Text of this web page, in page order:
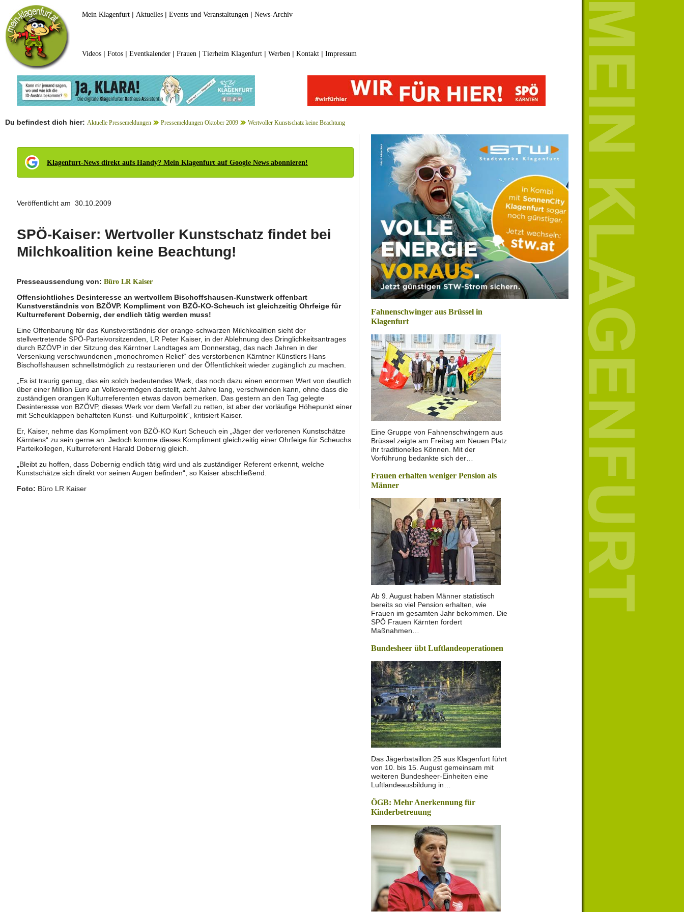
Mein Klagenfurt| Aktuelles| Events und Veranstaltungen | News-Archiv
Videos| Fotos| Eventkalender| Frauen | Tierheim Klagenfurt| Werben | Kontakt| Impressum
Du befindest dich hier: Aktuelle Pressemeldungen Pressemeldungen Oktober 2009 Wertvoller Kunstschatz keine Beachtung
Klagenfurt-News direkt aufs Handy? Mein Klagenfurt auf Google News abonnieren!
Veröffentlicht am 30.10.2009
SPÖ-Kaiser: Wertvoller Kunstschatz findet bei
Milchkoalition keine Beachtung!
Presseaussendung von: Büro LR Kaiser
Offensichtliches Desinteresse an wertvollem Bischoffshausen-Kunstwerk offenbart
Kunstverständnis von BZÖVP. Kompliment von BZÖ-KO-Scheuch ist gleichzeitig Ohrfeige für
Kulturreferent Dobernig, der endlich tätig werden muss!
Eine Offenbarung für das Kunstverständnis der orange-schwarzen Milchkoalition sieht der
stellvertretende SPÖ-Parteivorsitzenden, LR Peter Kaiser, in der Ablehnung des Dringlichkeitsantrages
durch BZÖVP in der Sitzung des Kärntner Landtages am Donnerstag, das nach Jahren in der
Versenkung verschwundenen „monochromen Relief“ des verstorbenen Kärntner Künstlers Hans
Bischoffshausen schnellstmöglich zu restaurieren und der Öffentlichkeit wieder zugänglich zu machen.
„Es ist traurig genug, das ein solch bedeutendes Werk, das noch dazu einen enormen Wert von deutlich
über einer Million Euro an Volksvermögen darstellt, acht Jahre lang, verschwinden kann, ohne dass die
zuständigen orangen Kulturreferenten etwas davon bemerken. Das gestern an den Tag gelegte
Desinteresse von BZÖVP, dieses Werk vor dem Verfall zu retten, ist aber der vorläufige Höhepunkt einer
mit Scheuklappen behafteten Kunst- und Kulturpolitik“, kritisiert Kaiser.
Er, Kaiser, nehme das Kompliment von BZÖ-KO Kurt Scheuch ein „Jäger der verlorenen Kunstschätze
Kärntens“ zu sein gerne an. Jedoch komme dieses Kompliment gleichzeitig einer Ohrfeige für Scheuchs
Parteikollegen, Kulturreferent Harald Dobernig gleich.
„Bleibt zu hoffen, dass Dobernig endlich tätig wird und als zuständiger Referent erkennt, welche
Kunstschätze sich direkt vor seinen Augen befinden“, so Kaiser abschließend.
Foto: Büro LR Kaiser
Fahnenschwinger aus Brüssel in
Klagenfurt
Eine Gruppe von Fahnenschwingern aus
Brüssel zeigte am Freitag am Neuen Platz
ihr traditionelles Können. Mit der
Vorführung bedankte sich der…
Frauen erhalten weniger Pension als
Männer
Ab 9. August haben Männer statistisch
bereits so viel Pension erhalten, wie
Frauen im gesamten Jahr bekommen. Die
SPÖ Frauen Kärnten fordert
Maßnahmen…
Bundesheer übt Luftlandeoperationen
Das Jägerbataillon 25 aus Klagenfurt führt
von 10. bis 15. August gemeinsam mit
weiteren Bundesheer-Einheiten eine
Luftlandeausbildung in…
ÖGB: Mehr Anerkennung für
Kinderbetreuung